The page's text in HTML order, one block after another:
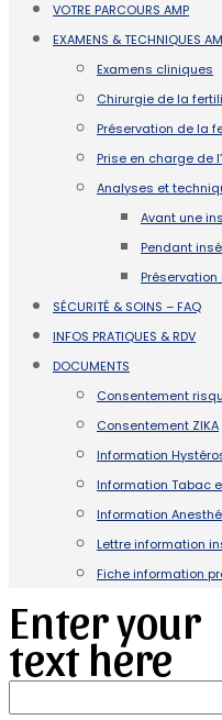
VOTRE PARCOURS AMP
EXAMENS & TECHNIQUES
Examens cliniques
Chirurgie de la
Préservation de la
Prise en charge de
Analyses et
Avant une
Pendant
SÉCURITÉ & SOINS – FAQ
INFOS PRATIQUES & RDV
DOCUMENTS
Consentement
Consentement ZIKA
Information
Information Tabac
Information
Lettre information
Fiche information
Enter your
text here